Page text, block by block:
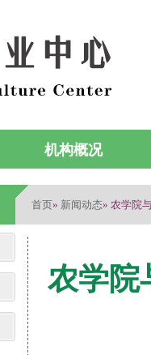
机构概况
首页» 新闻动态» 农学院
农学院